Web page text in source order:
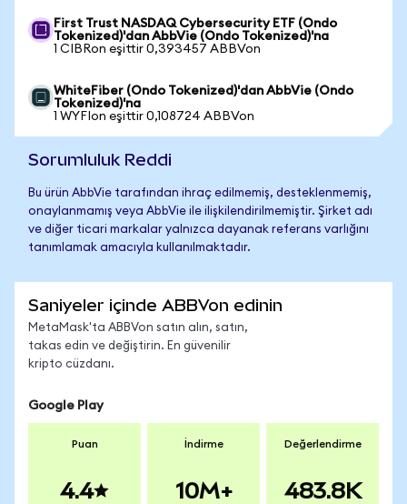
First Trust NASDAQ Cybersecurity ETF (Ondo
Tokenized)'dan AbbVie (Ondo Tokenized)'na
1 CIBRon eşittir 0,393457 ABBVon
WhiteFiber (Ondo Tokenized)'dan AbbVie (Ondo
Tokenized)'na
1 WYFIon eşittir 0,108724 ABBVon
Sorumluluk Reddi
Bu ürün AbbVie tarafından ihraç edilmemiş, desteklenmemiş,
onaylanmamış veya AbbVie ile ilişkilendirilmemiştir. Şirket adı
ve diğer ticari markalar yalnızca dayanak referans varlığını
tanımlamak amacıyla kullanılmaktadır.
Saniyeler içinde ABBVon edinin
MetaMask'ta ABBVon satın alın, satın,
takas edin ve değiştirin. En güvenilir
kripto cüzdanı.
Google Play
Puan
4.4
İndirme
10M+
Değerlendirme
483.8K